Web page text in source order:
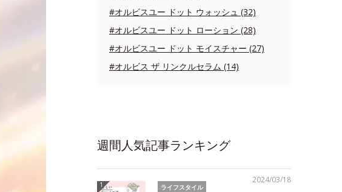
#オルビスユー ドット ウォッシュ (32)
#オルビスユー ドット ローション (28)
#オルビスユー ドット モイスチャー (27)
#オルビス ザ リンクルセラム (14)
週間人気記事ランキング
2024/03/18
ライフスタイル